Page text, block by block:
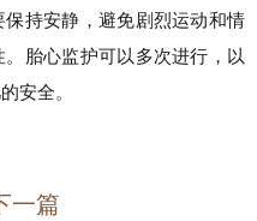
持安静，避免剧烈运动和情
胎心监护可以多次进行，以
安全。
一篇